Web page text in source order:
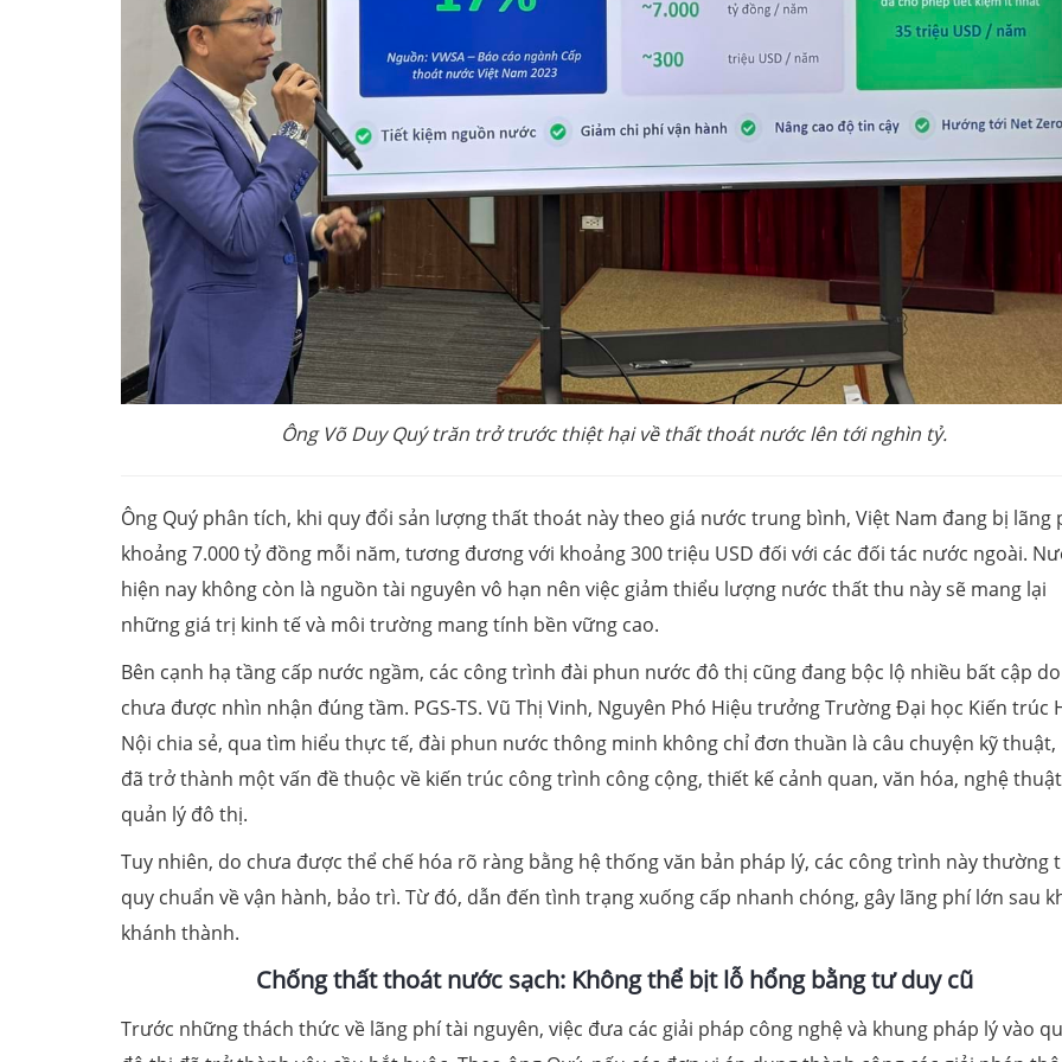
Ông Võ Duy Quý trăn trở trước thiệt hại về thất thoát nước lên tới nghìn tỷ.
Ông Quý phân tích, khi quy đổi sản lượng thất thoát này theo giá nước trung bình, Việt Nam đang bị lãng
khoảng 7.000 tỷ đồng mỗi năm, tương đương với khoảng 300 triệu USD đối với các đối tác nước ngoài.
hiện nay không còn là nguồn tài nguyên vô hạn nên việc giảm thiểu lượng nước thất thu này sẽ mang lại
những giá trị kinh tế và môi trường mang tính bền vững cao.
Bên cạnh hạ tầng cấp nước ngầm, các công trình đài phun nước đô thị cũng đang bộc lộ nhiều bất cập do
chưa được nhìn nhận đúng tầm. PGS-TS. Vũ Thị Vinh, Nguyên Phó Hiệu trưởng Trường Đại học Kiến trúc
Nội chia sẻ, qua tìm hiểu thực tế, đài phun nước thông minh không chỉ đơn thuần là câu chuyện kỹ thuật,
đã trở thành một vấn đề thuộc về kiến trúc công trình công cộng, thiết kế cảnh quan, văn hóa, nghệ
quản lý đô thị.
Tuy nhiên, do chưa được thể chế hóa rõ ràng bằng hệ thống văn bản pháp lý, các công trình này thường
quy chuẩn về vận hành, bảo trì. Từ đó, dẫn đến tình trạng xuống cấp nhanh chóng, gây lãng phí lớn sau
khánh thành.
Chống thất thoát nước sạch: Không thể bịt lỗ hổng bằng tư duy cũ
Trước những thách thức về lãng phí tài nguyên, việc đưa các giải pháp công nghệ và khung pháp lý vào